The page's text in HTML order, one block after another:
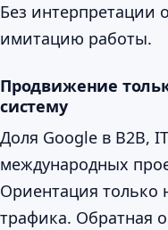
Без интерпретации
имитацию работы.
Продвижение
систему
Доля Google в B2B,
международных
Ориентация только
трафика. Обратная